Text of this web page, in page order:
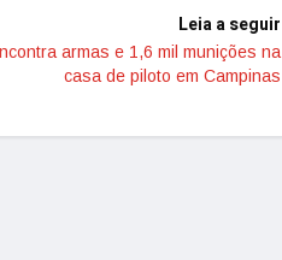
Leia a seguir
armas e 1,6 mil munições na
casa de piloto em Campinas